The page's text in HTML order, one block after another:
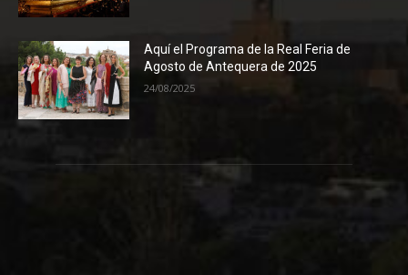
Aquí el Programa de la Real Feria de
Agosto de Antequera de 2025
24/08/2025